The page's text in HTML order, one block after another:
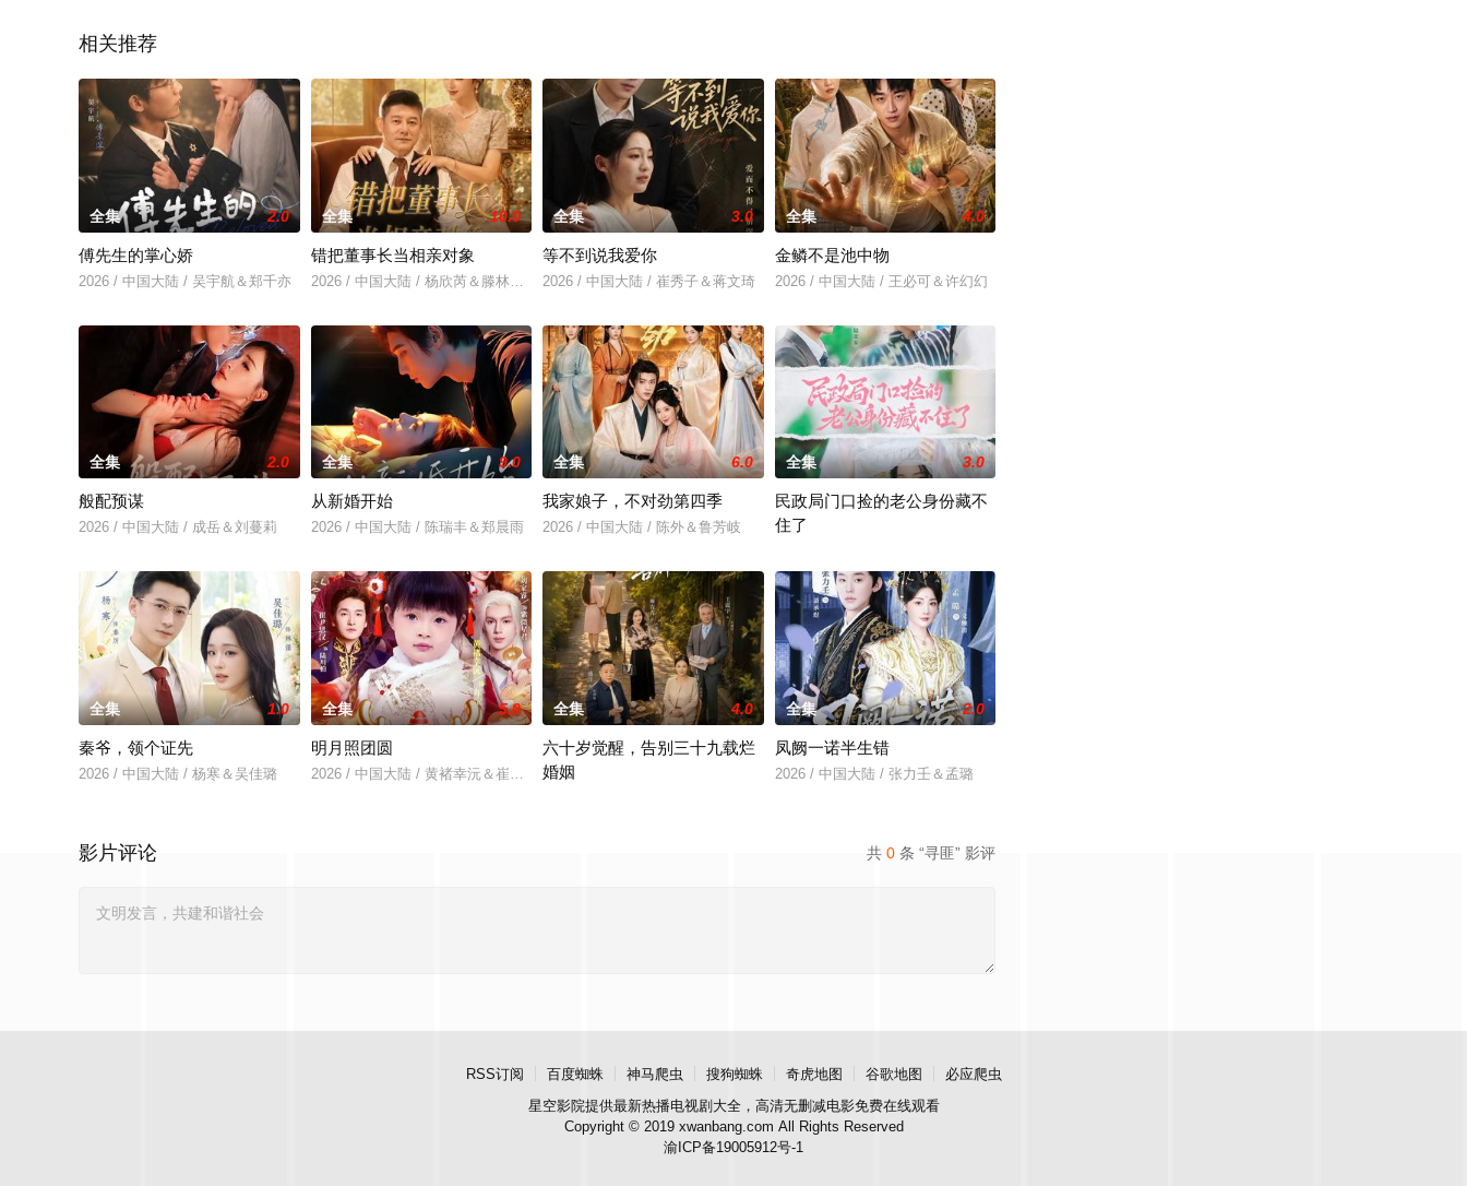
相关推荐
全集 2.0
傅先生的掌心娇
2026 / 中国大陆 / 吴宇航＆郑千亦
全集 10.0
错把董事长当相亲对象
2026 / 中国大陆 / 杨欣芮＆滕林＆马治邦
全集 3.0
等不到说我爱你
2026 / 中国大陆 / 崔秀子＆蒋文琦
全集 4.0
金鳞不是池中物
2026 / 中国大陆 / 王必可＆许幻幻
全集 2.0
般配预谋
2026 / 中国大陆 / 成岳＆刘蔓莉
全集 9.0
从新婚开始
2026 / 中国大陆 / 陈瑞丰＆郑晨雨
全集 6.0
我家娘子，不对劲第四季
2026 / 中国大陆 / 陈外＆鲁芳岐
全集 3.0
民政局门口捡的老公身份藏不
住了
全集 1.0
秦爷，领个证先
2026 / 中国大陆 / 杨寒＆吴佳璐
全集 5.0
明月照团圆
2026 / 中国大陆 / 黄褚幸沅＆崔尹思汉
全集 4.0
六十岁觉醒，告别三十九载烂
婚姻
全集 2.0
凤阙一诺半生错
2026 / 中国大陆 / 张力壬＆孟璐
共 0 条 “寻匪” 影评
影片评论
RSS订阅 百度蜘蛛 神马爬虫 搜狗蜘蛛 奇虎地图 谷歌地图
必应爬虫
星空影院提供最新热播电视剧大全，高清无删减电影免费在线观看
Copyright © 2019 xwanbang.com All Rights Reserved
渝ICP备19005912号-1